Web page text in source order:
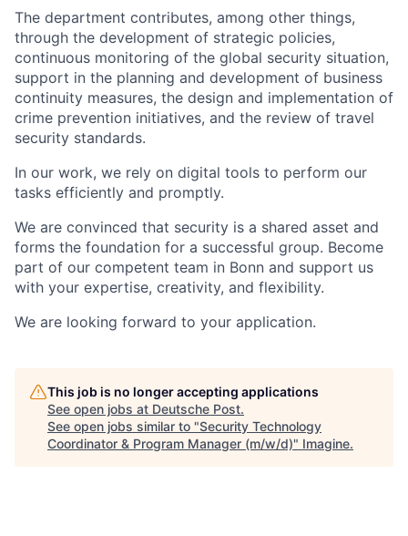
The department contributes, among other things,
through the development of strategic policies,
continuous monitoring of the global security situation,
support in the planning and development of business
continuity measures, the design and implementation of
crime prevention initiatives, and the review of travel
security standards.
In our work, we rely on digital tools to perform our
tasks efficiently and promptly.
We are convinced that security is a shared asset and
forms the foundation for a successful group. Become
part of our competent team in Bonn and support us
with your expertise, creativity, and flexibility.
We are looking forward to your application.
This job is no longer accepting applications
See open jobs at Deutsche Post.
See open jobs similar to "Security Technology
Coordinator & Program Manager (m/w/d)" Imagine.